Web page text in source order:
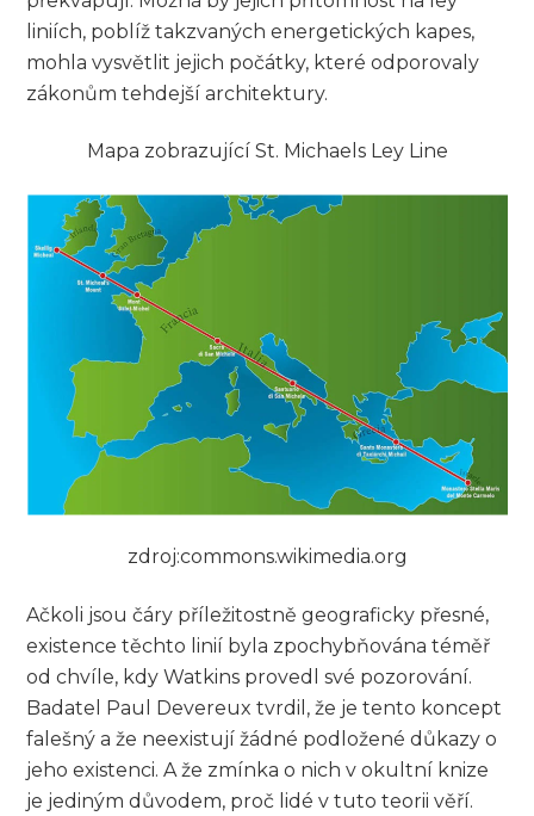
liniích, poblíž takzvaných energetických kapes,
mohla vysvětlit jejich počátky, které odporovaly
zákonům tehdejší architektury.
Mapa zobrazující St. Michaels Ley Line
zdroj:commons.wikimedia.org
Ačkoli jsou čáry příležitostně geograficky přesné,
existence těchto linií byla zpochybňována téměř
od chvíle, kdy Watkins provedl své pozorování.
Badatel Paul Devereux tvrdil, že je tento koncept
falešný a že neexistují žádné podložené důkazy o
jeho existenci. A že zmínka o nich v okultní knize
je jediným důvodem, proč lidé v tuto teorii věří.